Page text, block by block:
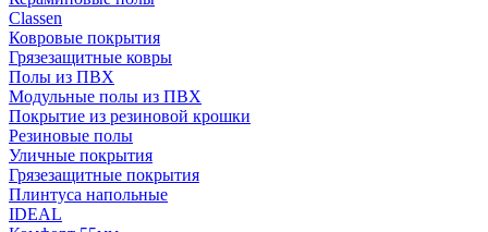
Classen
Ковровые покрытия
Грязезащитные ковры
Полы из ПВХ
Модульные полы из ПВХ
Покрытие из резиновой крошки
Резиновые полы
Уличные покрытия
Грязезащитные покрытия
Плинтуса напольные
IDEAL